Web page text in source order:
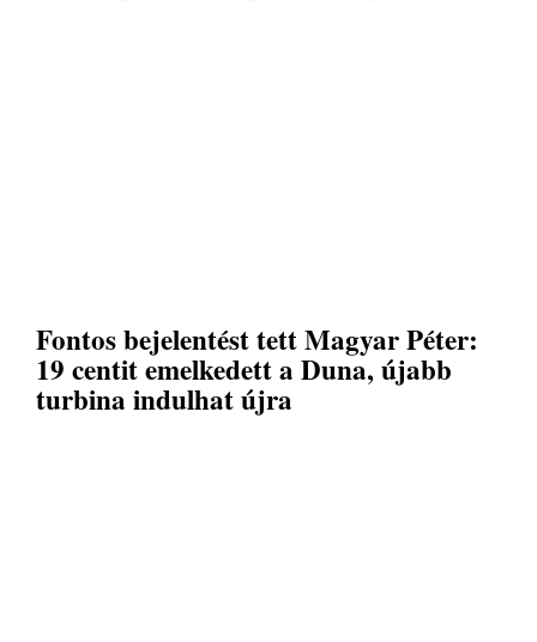
Fontos bejelentést tett Magyar Péter:
19 centit emelkedett a Duna, újabb
turbina indulhat újra